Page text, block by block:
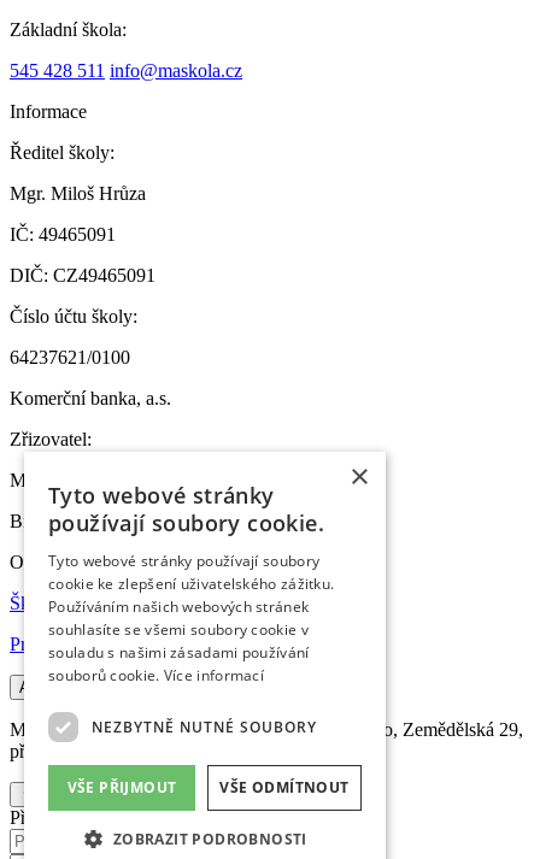
Základní škola:
545 428 511 info@maskola.cz
Informace
Ředitel školy:
Mgr. Miloš Hrůza
IČ: 49465091
DIČ: CZ49465091
Číslo účtu školy:
64237621/0100
Komerční banka, a.s.
Zřizovatel:
MČ Brno-sever
Bratislavská 70, 601 47 Brno
Odkazy
Škola online
Prohlášení o přístupnosti
A
Masarykova základní škola a Mateřská škola Brno, Zemědělská 29,
příspěvková organizace
Přihlášení do intranetu
×
Tyto webové stránky
používají soubory cookie.
Tyto webové stránky používají soubory
cookie ke zlepšení uživatelského zážitku.
Používáním našich webových stránek
souhlasíte se všemi soubory cookie v
souladu s našimi zásadami používání
souborů cookie. Více informací
NEZBYTNĚ NUTNÉ SOUBORY
VŠE PŘIJMOUT VŠE ODMÍTNOUT
ZOBRAZIT PODROBNOSTI